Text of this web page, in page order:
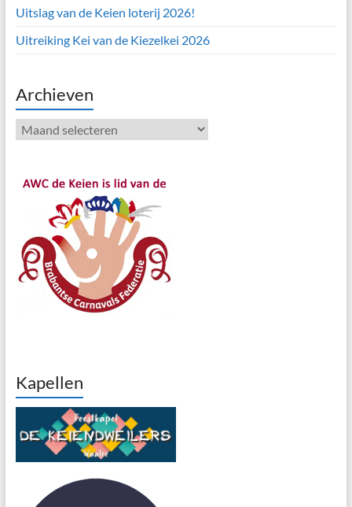
Uitslag van de Keien loterij 2026!
Uitreiking Kei van de Kiezelkei 2026
Archieven
Archieven
Kapellen